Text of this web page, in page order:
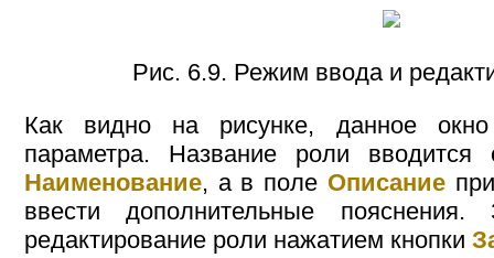
Рис. 6.9. Режим ввода и
Как видно на рисунке, данное
параметра. Название роли
Наименование, а в поле Описаниепри
ввести дополнительные
редактирование роли нажатием кнопки